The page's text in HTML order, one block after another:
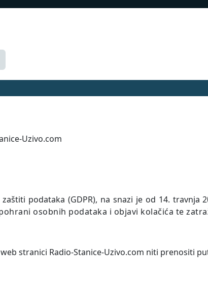
Uzivo.com
podataka (GDPR), na snazi ​​je od 14. travnja
osobnih podataka i objavi kolačića te
stranici Radio-Stanice-Uzivo.com niti prenositi